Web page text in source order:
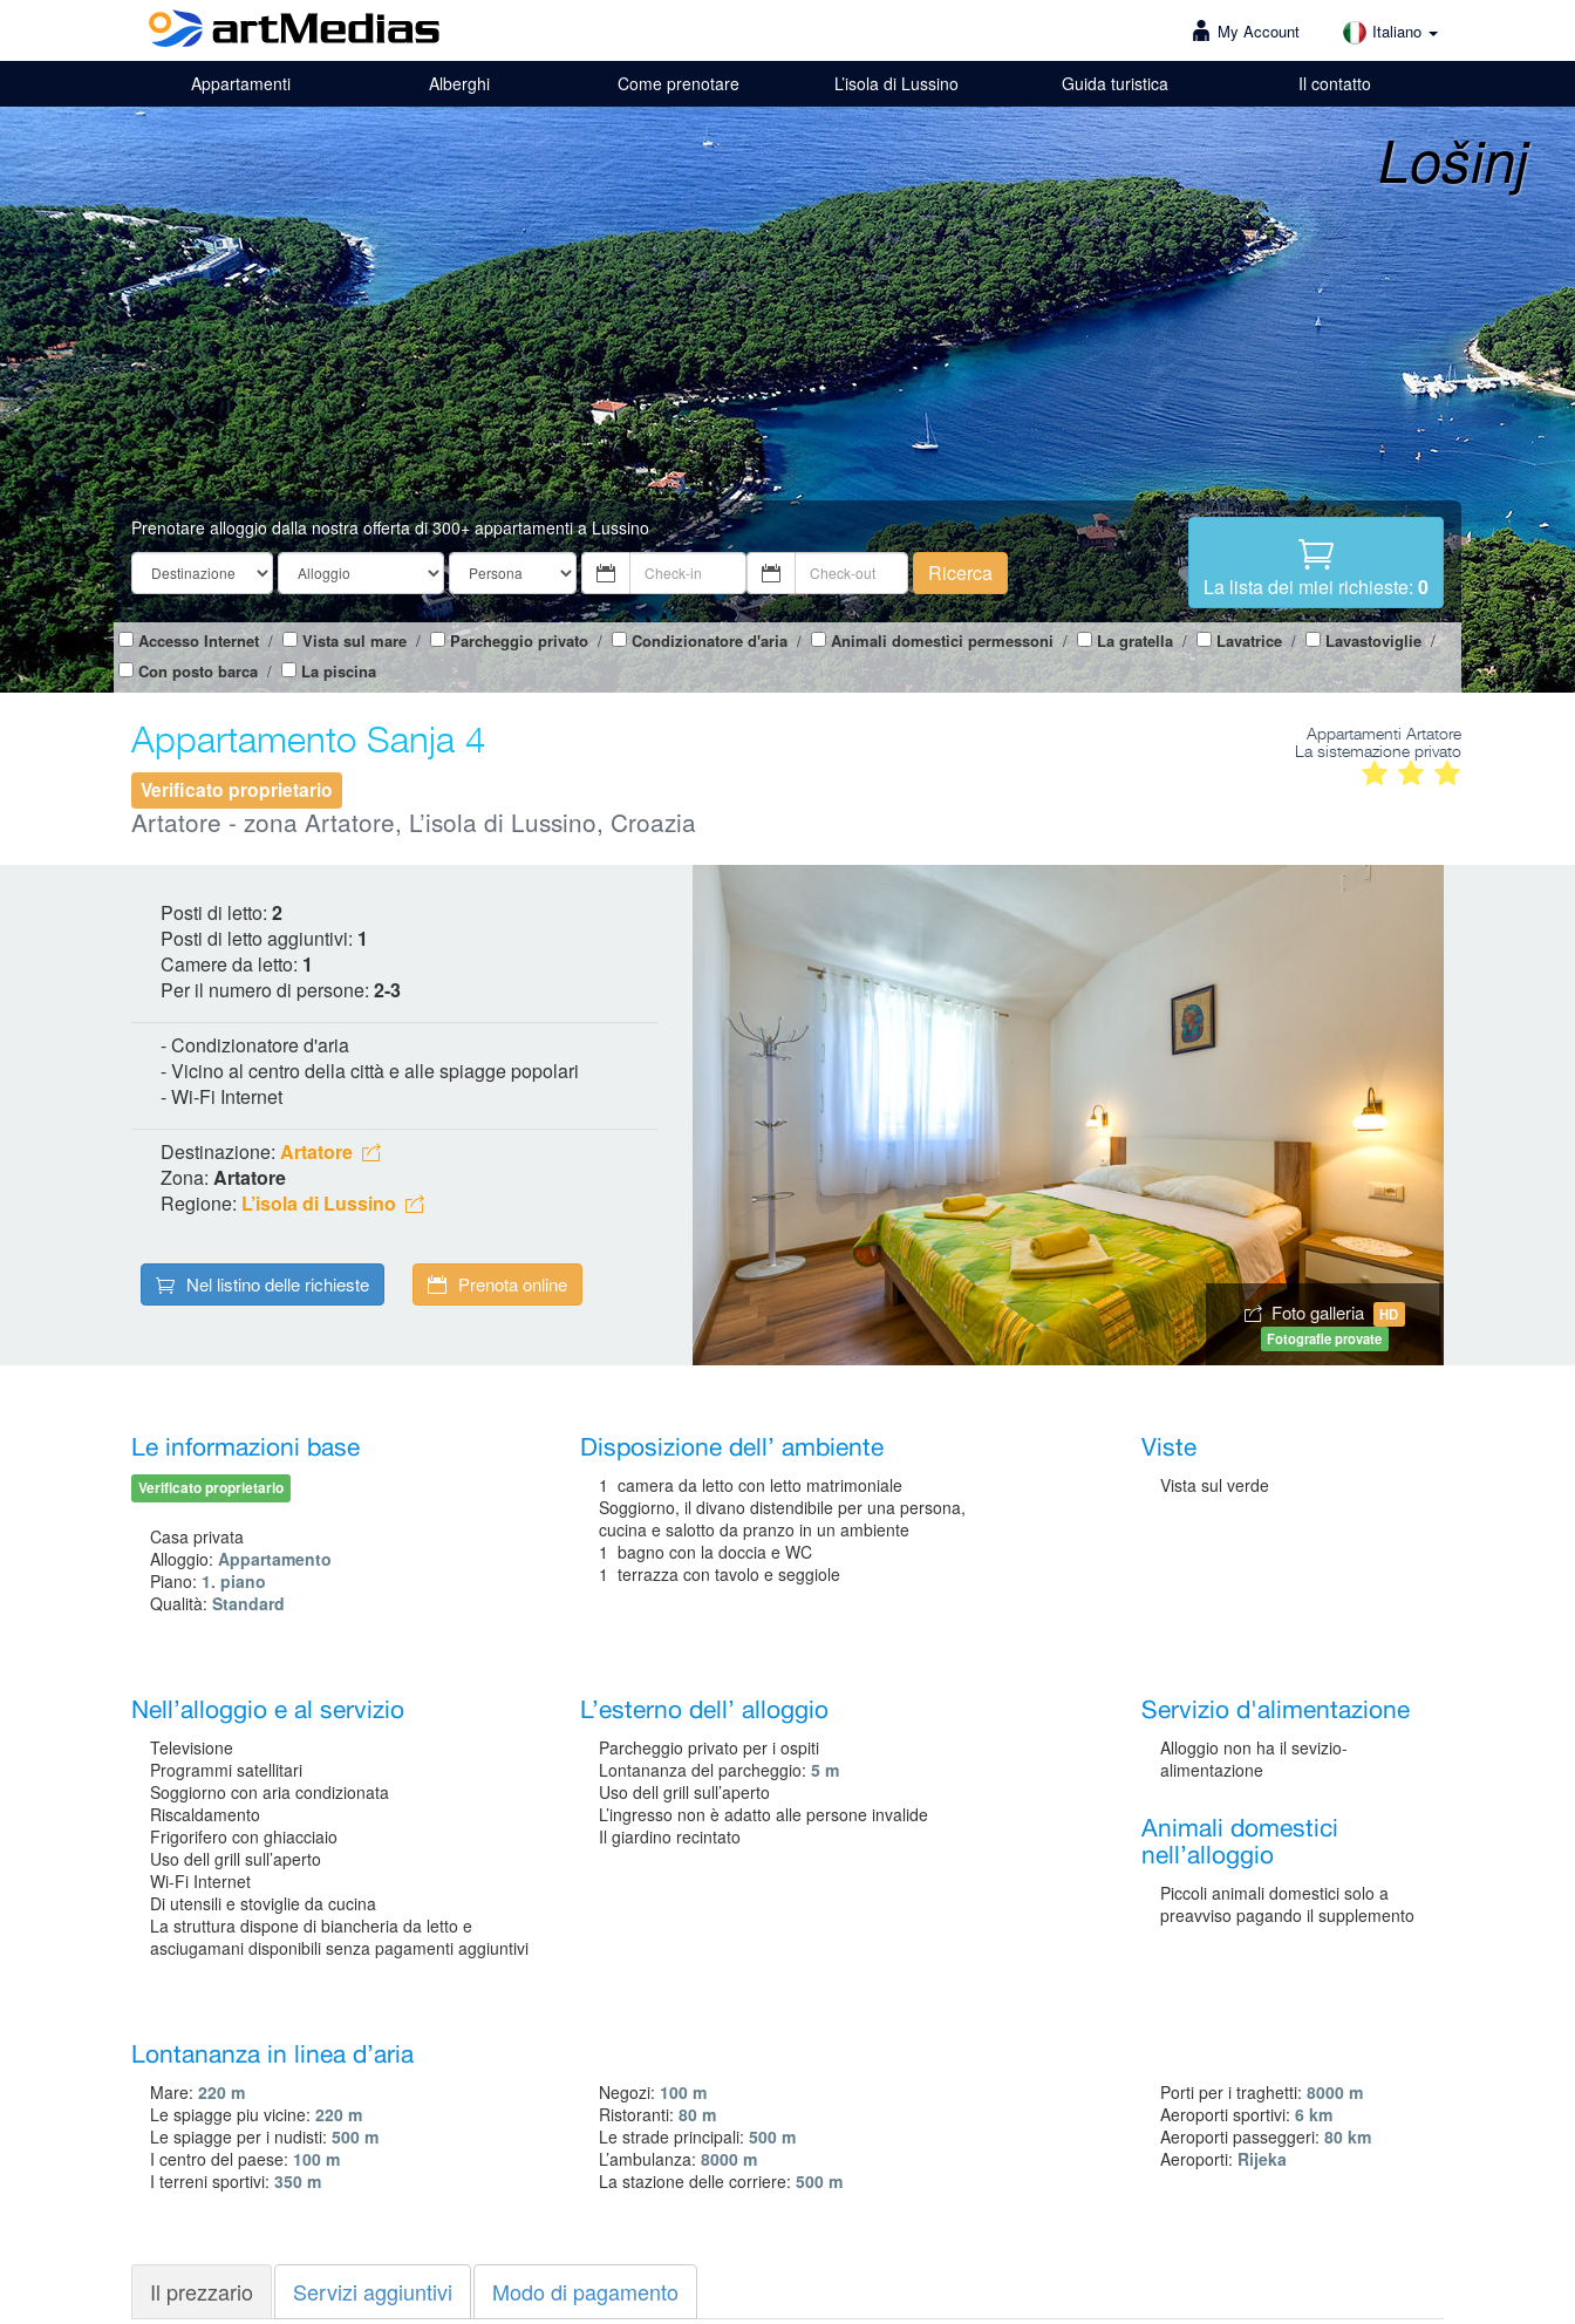
My Account Italiano
Appartamenti Alberghi Come prenotare L’isola di Lussino Guida turistica Il contatto
Lošinj
Prenotare alloggio dalla nostra offerta di 300+ appartamenti a Lussino
Ricerca
La lista dei miei richieste: 0
Accesso Internet/ Vista sul mare / Parcheggio privato/ Condizionatore d'aria / Animali domestici permessoni / La gratella / Lavatrice/ Lavastoviglie/
Con posto barca / La piscina
Appartamento Sanja 4
Verificato proprietario
Artatore - zona Artatore, L’isola di Lussino, Croazia
Appartamenti Artatore
La sistemazione privato
Posti di letto: 2
Posti di letto aggiuntivi: 1
Camere da letto: 1
Per il numero di persone: 2-3
- Condizionatore d'aria
- Vicino al centro della città e alle spiagge popolari
- Wi-Fi Internet
Destinazione: Artatore
Zona: Artatore
Regione: L’isola di Lussino
Nel listino delle richieste
Prenota online
Foto galleria
HD
Fotografie provate
Le informazioni base
Verificato proprietario
Casa privata
Alloggio: Appartamento
Piano: 1. piano
Qualità: Standard
Disposizione dell’ ambiente
1 camera da letto con letto matrimoniale
Soggiorno, il divano distendibile per una persona,
cucina e salotto da pranzo in un ambiente
1 bagno con la doccia e WC
1 terrazza con tavolo e seggiole
Viste
Vista sul verde
Nell’alloggio e al servizio
Televisione
Programmi satellitari
Soggiorno con aria condizionata
Riscaldamento
Frigorifero con ghiacciaio
Uso dell grill sull’aperto
Wi-Fi Internet
Di utensili e stoviglie da cucina
La struttura dispone di biancheria da letto e
asciugamani disponibili senza pagamenti aggiuntivi
L’esterno dell’ alloggio
Parcheggio privato per i ospiti
Lontananza del parcheggio:5 m
Uso dell grill sull’aperto
L’ingresso non è adatto alle persone invalide
Il giardino recintato
Servizio d'alimentazione
Alloggio non ha il sevizio-
alimentazione
Animali domestici
nell’alloggio
Piccoli animali domestici solo a
preavviso pagando il supplemento
Lontananza in linea d’aria
Mare: 220 m
Le spiagge piu vicine: 220 m
Le spiagge per i nudisti: 500 m
I centro del paese: 100 m
I terreni sportivi: 350 m
Negozi: 100 m
Ristoranti:80 m
Le strade principali:500 m
L’ambulanza:8000 m
La stazione delle corriere:500 m
Porti per i traghetti:8000 m
Aeroporti sportivi:6 km
Aeroporti passeggeri:80 km
Aeroporti: Rijeka
Il prezzario Servizi aggiuntivi Modo di pagamento